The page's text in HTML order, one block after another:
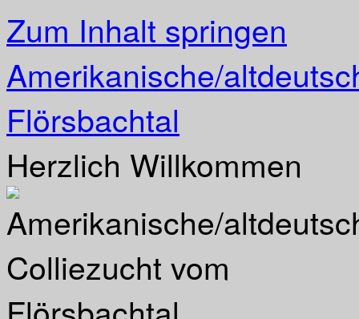
Zum Inhalt springen
Amerikanische/
Flörsbachtal
Herzlich Willkommen